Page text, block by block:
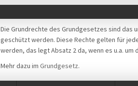
Die Grundrechte des Grundgesetzes sind das
geschützt werden. Diese Rechte gelten für
werden, das legt Absatz 2 da, wenn es u.a. um
Mehr dazu im Grundgesetz.